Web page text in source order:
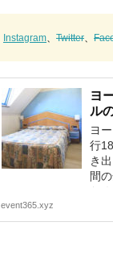
Instagram、 Twitter、
ヨ
ル
ヨ
行
き
間
た
event365.xyz